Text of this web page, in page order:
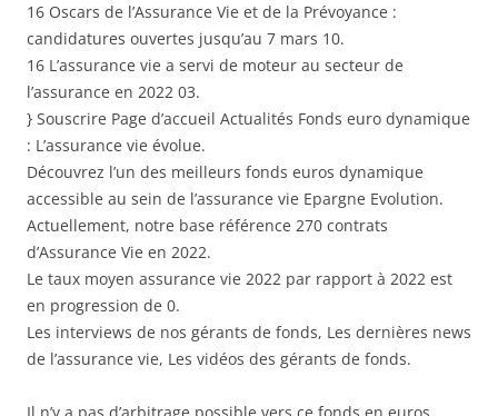
16 Oscars de l’Assurance Vie et de la Prévoyance :
candidatures ouvertes jusqu’au 7 mars 10.
16 L’assurance vie a servi de moteur au secteur de
l’assurance en 2022 03.
} Souscrire Page d’accueil Actualités Fonds euro dynamique
: L’assurance vie évolue.
Découvrez l’un des meilleurs fonds euros dynamique
accessible au sein de l’assurance vie Epargne Evolution.
Actuellement, notre base référence 270 contrats
d’Assurance Vie en 2022.
Le taux moyen assurance vie 2022 par rapport à 2022 est
en progression de 0.
Les interviews de nos gérants de fonds, Les dernières news
de l’assurance vie, Les vidéos des gérants de fonds.